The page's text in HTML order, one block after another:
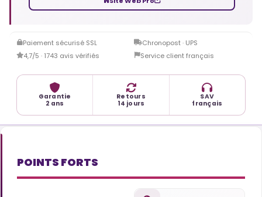
Paiement sécurisé SSL
Chronopost · UPS
4,7/5 · 1743 avis vérifiés
Service client français
Garantie
2 ans
Retours
14 jours
SAV
français
POINTS FORTS